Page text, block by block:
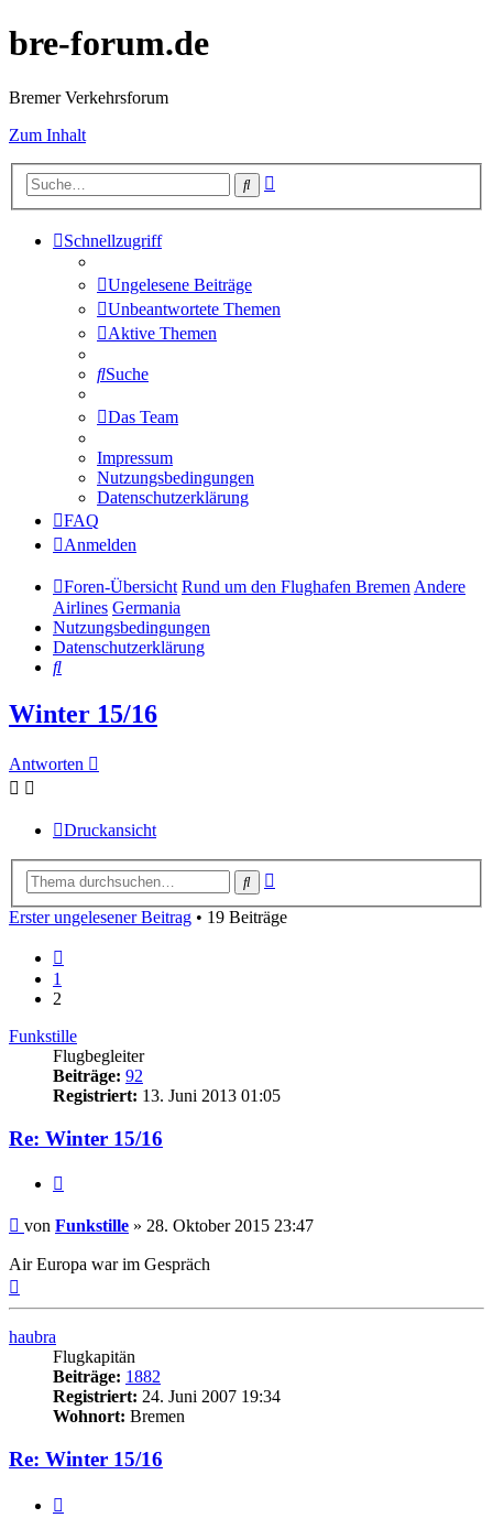
bre-forum.de
Bremer Verkehrsforum
Zum Inhalt
Suche
Schnellzugriff
Ungelesene Beiträge
Unbeantwortete Themen
Aktive Themen
Suche
Das Team
Impressum
Nutzungsbedingungen
Datenschutzerklärung
FAQ
Anmelden
Foren-Übersicht Rund um den Flughafen BremenAndere
Airlines Germania
Nutzungsbedingungen
Datenschutzerklärung
Suche
Winter 15/16
Antworten
Druckansicht
Suche
Erster ungelesener Beitrag • 19 Beiträge
1
2
Funkstille
Flugbegleiter
Beiträge: 92
Registriert: 13. Juni 2013 01:05
Re: Winter 15/16
Ungelesener
von Funkstille » 28. Oktober 2015 23:47
Air Europa war im Gespräch
haubra
Flugkapitän
Beiträge: 1882
Registriert: 24. Juni 2007 19:34
Wohnort: Bremen
Re: Winter 15/16